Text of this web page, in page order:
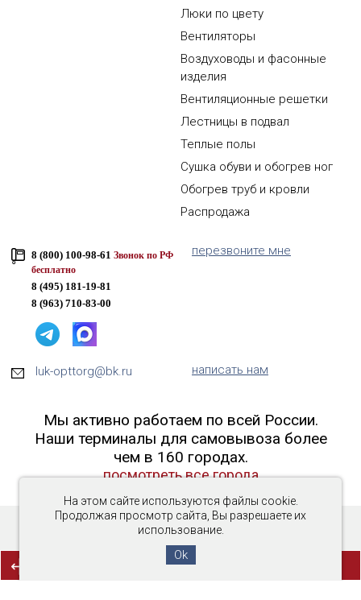
На этом сайте используются файлы cookie.
Продолжая просмотр сайта, Вы разрешаете их
использование.
Ok
СРАВНЕНИЕ
Люки по цвету
Вентиляторы
Воздуховоды и фасонные
изделия
Вентиляционные решетки
Лестницы в подвал
Теплые полы
Сушка обуви и обогрев ног
Обогрев труб и кровли
Распродажа
8 (800) 100-98-61 Звонок по РФ
бесплатно
8 (495) 181-19-81
8 (963) 710-83-00
перезвоните мне
luk-opttorg@bk.ru написать нам
Мы активно работаем по всей России.
Наши терминалы для самовывоза более
чем в 160 городах.
посмотреть все города
Copyright © 2016-2026 «Люк-ОптТорг»